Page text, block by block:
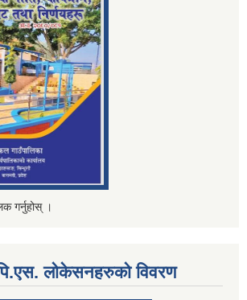
गर्नुहोस् ।
लोकेसनहरुको विवरण